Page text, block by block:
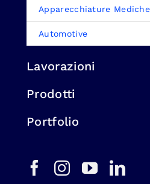
Apparecchiature Mediche
Automotive
Lavorazioni
Prodotti
Portfolio